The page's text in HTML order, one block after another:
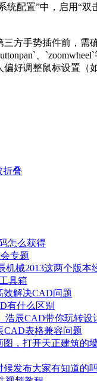
统配置”中，启用“双
方手势插件前，需
、
好调整鼠标设置（
折叠
怎么获得
专题
机械2013这两个版本
具箱
效解决CAD问题
有什么区别
浩辰CAD带你玩转设
CAD表格兼容问题
图，打开天正建筑的
候发布大家有知道的